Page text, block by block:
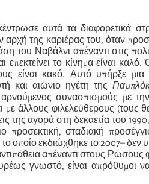
αυτά τα διαφορετικά
αρχή της καριέρας του, όταν
του Ναβάλνι απέναντι στις
επεκτείνει το κίνημα είναι
είναι κακό. Αυτό υπήρξε
και αιώνιο ηγέτη της
αρνούμενος συνασπισμούς με
με άλλους φιλελεύθερους (τους
της αγορά στη δεκαετία του
προσεκτική, σταδιακή
οποίο εκδιώχθηκε το 2007–
απέναντι στους Ρώσους
γνωστό, είναι απρόθυμοι